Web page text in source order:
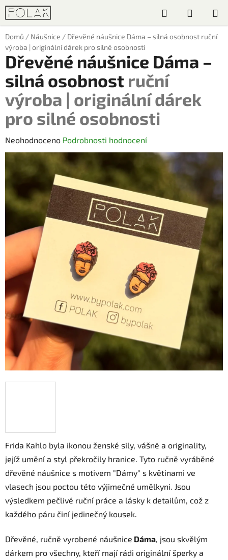
Přejít
obsah
Hledat
KOŠÍK
Domů / Náušnice / Dřevěné náušnice Dáma – silná osobnost ruční
výroba | originální dárek pro silné osobnosti
Frida Kahlo byla ikonou ženské síly, vášně a originality,
jejíž umění a styl překročily hranice. Tyto ručně vyráběné
dřevěné náušnice s motivem "Dámy" s květinami ve
vlasech jsou poctou této výjimečné umělkyni. Jsou
výsledkem pečlivé ruční práce a lásky k detailům, což z
každého páru činí jedinečný kousek.
Dřevěné, ručně vyrobené náušnice Dáma, jsou skvělým
dárkem pro všechny, kteří mají rádi originální šperky a
Dřevěné náušnice Dáma –
silná osobnost ruční
výroba | originální dárek
pro silné osobnosti
Průměrné
hodnocení
je
0,0
z
hvězdiček.
Neohodnoceno Podrobnosti hodnocení